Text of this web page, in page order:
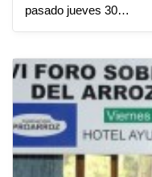
pasado jueves 30…